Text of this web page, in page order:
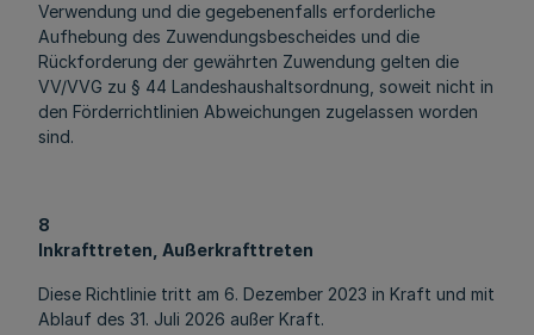
Verwendung und die gegebenenfalls erforderliche
Aufhebung des Zuwendungsbescheides und die
Rückforderung der gewährten Zuwendung gelten die
VV/VVG zu § 44 Landeshaushaltsordnung, soweit nicht in
den Förderrichtlinien Abweichungen zugelassen worden
sind.
8
Inkrafttreten, Außerkrafttreten
Diese Richtlinie tritt am 6. Dezember 2023 in Kraft und mit
Ablauf des 31. Juli 2026 außer Kraft.